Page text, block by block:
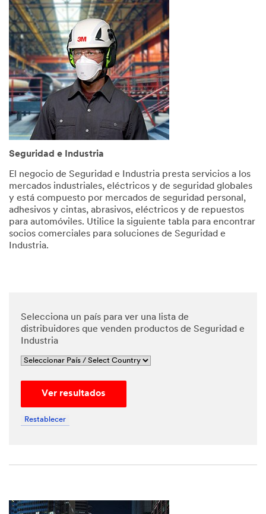
Needed
All fields
are
required
unless
indicated
optional
* First
Name
*
Name
* Email
Number
*Messa
the box,
Seguridad e Industria
El negocio de Seguridad e Industria presta servicios a los
mercados industriales, eléctricos y de seguridad globales
y está compuesto por mercados de seguridad personal,
adhesivos y cintas, abrasivos, eléctricos y de repuestos
para automóviles. Utilice la siguiente tabla para encontrar
socios comerciales para soluciones de Seguridad e
Industria.
Selecciona un país para ver una lista de
distribuidores que venden productos de Seguridad e
Industria
Ver resultados
Restablecer